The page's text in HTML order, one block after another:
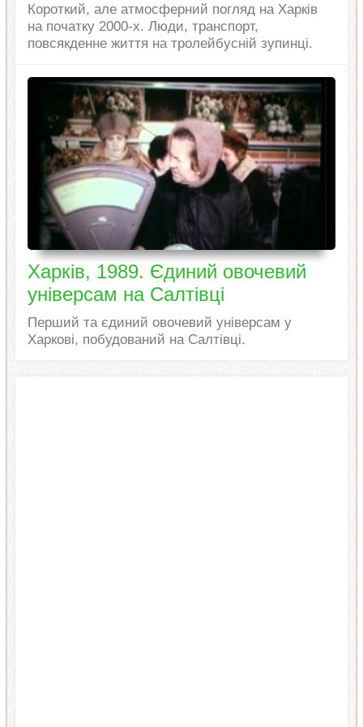
Короткий, але атмосферний погляд на Харків
на початку 2000-х. Люди, транспорт,
повсякденне життя на тролейбусній зупинці.
Харків, 1989. Єдиний овочевий
універсам на Салтівці
Перший та єдиний овочевий універсам у
Харкові, побудований на Салтівці.